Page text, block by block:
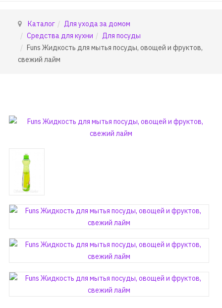
Каталог
Для ухода за домом
Средства для кухни
Для посуды
Funs Жидкость для мытья посуды, овощей и фруктов,
свежий лайм